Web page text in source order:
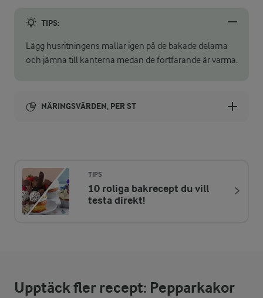
TIPS:
Lägg husritningens mallar igen på de bakade delarna
och jämna till kanterna medan de fortfarande är varma.
NÄRINGSVÄRDEN, PER ST
ENERGIDISTRIBUTION %
NÄRINGSVÄRDEN PER ST
Fett:
25,7 %
232,5 g
TIPS
10 roliga bakrecept du vill
testa direkt!
Upptäck fler recept: Pepparkakor